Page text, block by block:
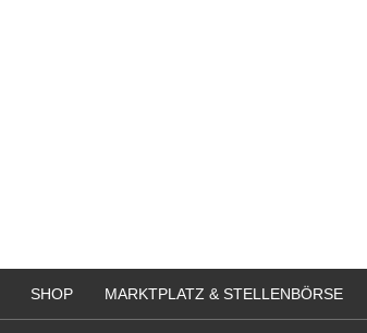
SHOP MARKTPLATZ & STELLENBÖRSE